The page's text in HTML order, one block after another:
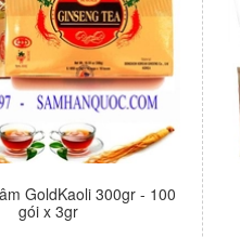
GoldKaoli 300gr - 100
gói x 3gr